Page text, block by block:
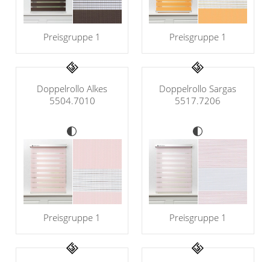
Preisgruppe 1 Preisgruppe 1
Doppelrollo Alkes
5504.7010
Preisgruppe 1
Doppelrollo Sargas
5517.7206
Preisgruppe 1